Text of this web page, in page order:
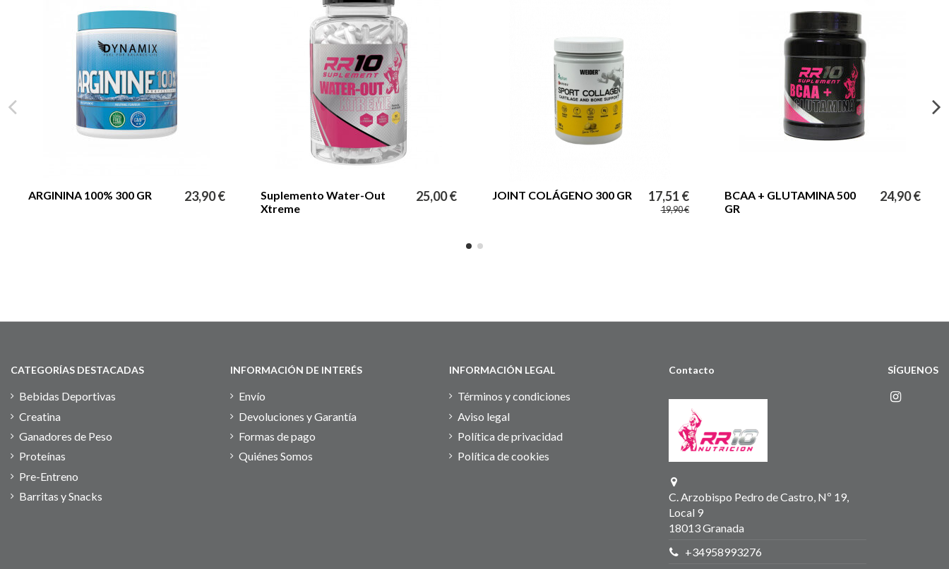
ARGININA 100% 300 GR 23,90 €
Suplemento Water-Out
Xtreme
25,00 € JOINT COLÁGENO 300 GR 17,51 €
19,90 €
BCAA + GLUTAMINA 500
GR
24,90 €
CATEGORÍAS DESTACADAS
Bebidas Deportivas
Creatina
Ganadores de Peso
Proteínas
Pre-Entreno
Barritas y Snacks
INFORMACIÓN DE INTERÉS
Envío
Devoluciones y Garantía
Formas de pago
Quiénes Somos
INFORMACIÓN LEGAL
Términos y condiciones
Aviso legal
Política de privacidad
Política de cookies
Contacto
C. Arzobispo Pedro de Castro, Nº 19,
Local 9
18013 Granada
+34958993276
SÍGUENOS